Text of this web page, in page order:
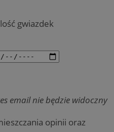
gwiazdek
email nie będzie widoczny
opinii oraz